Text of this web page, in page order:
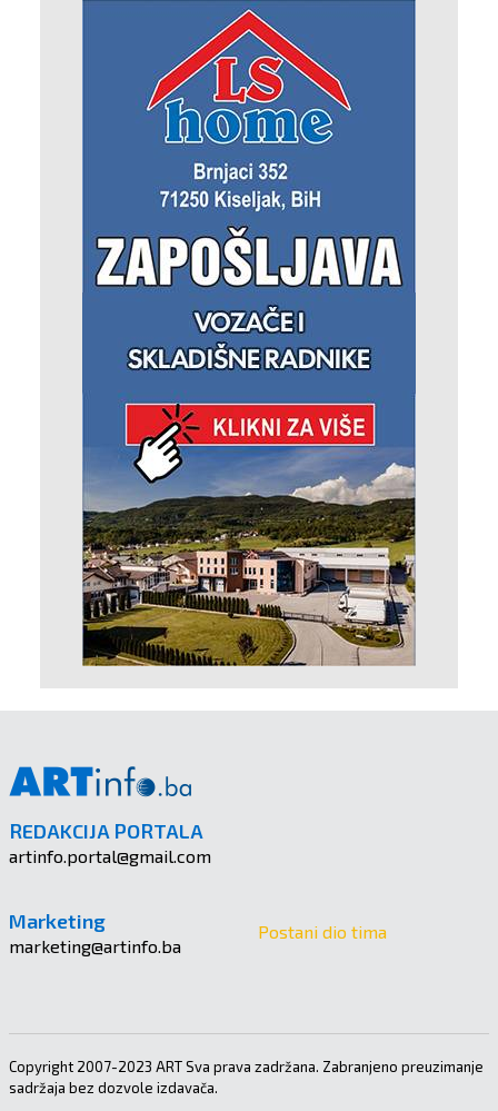
REDAKCIJA PORTALA
artinfo.portal@gmail.com
Marketing
marketing@artinfo.ba
Postani dio tima
Copyright 2007-2023 ART Sva prava zadržana. Zabranjeno preuzimanje
sadržaja bez dozvole izdavača.